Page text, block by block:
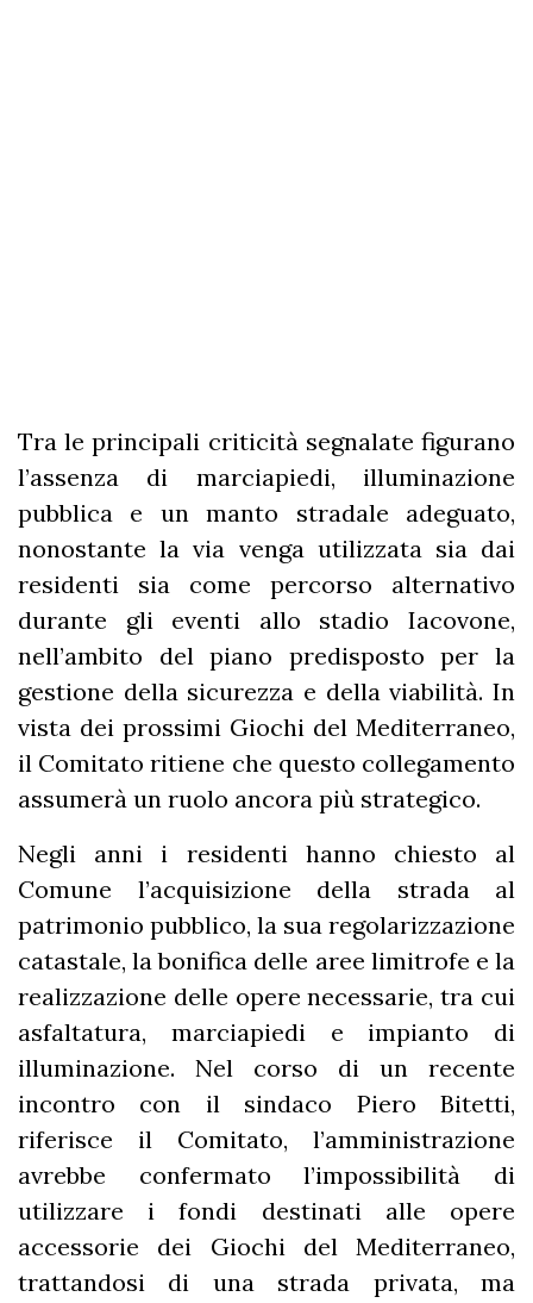
Tra le principali criticità segnalate figurano
l’assenza di marciapiedi, illuminazione
pubblica e un manto stradale adeguato,
nonostante la via venga utilizzata sia dai
residenti sia come percorso alternativo
durante gli eventi allo stadio Iacovone,
nell’ambito del piano predisposto per la
gestione della sicurezza e della viabilità. In
vista dei prossimi Giochi del Mediterraneo,
il Comitato ritiene che questo collegamento
assumerà un ruolo ancora più strategico.
Negli anni i residenti hanno chiesto al
Comune l’acquisizione della strada al
patrimonio pubblico, la sua regolarizzazione
catastale, la bonifica delle aree limitrofe e la
realizzazione delle opere necessarie, tra cui
asfaltatura, marciapiedi e impianto di
illuminazione. Nel corso di un recente
incontro con il sindaco Piero Bitetti,
riferisce il Comitato, l’amministrazione
avrebbe confermato l’impossibilità di
utilizzare i fondi destinati alle opere
accessorie dei Giochi del Mediterraneo,
trattandosi di una strada privata, ma